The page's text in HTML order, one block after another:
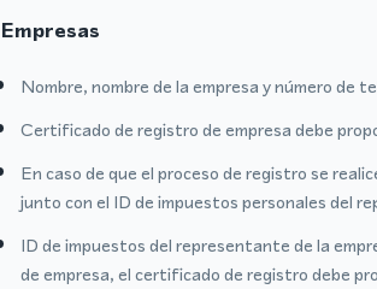
Empresas
Nombre, nombre de la empresa y número de
Certificado de registro de empresa debe
En caso de que el proceso de registro se
junto con el ID de impuestos personales del
ID de impuestos del representante de la
de empresa, el certificado de registro debe